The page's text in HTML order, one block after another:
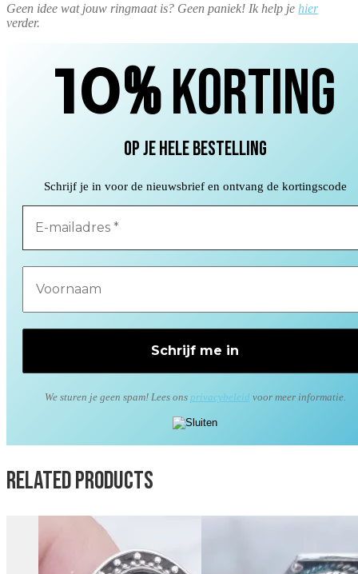
Geen idee wat jouw ringmaat is? Geen paniek! Ik help je hier
verder.
10%korting
op je hele bestelling
Schrijf je in voor de nieuwsbrief en ontvang de kortingscode
We sturen je geen spam! Lees ons privacybeleid voor meer informatie.
Related products